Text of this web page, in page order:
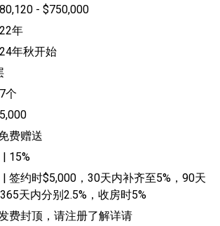
- $750,000
年
年秋开始
个
费赠送
15%
签约时$5,000，30天内补齐至5%，90天
天内分别2.5%，收房时5%
费封顶，请注册了解详请